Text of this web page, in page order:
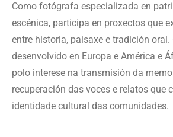
Como fotógrafa especializada en
escénica, participa en proxectos que
entre historia, paisaxe e tradición oral.
desenvolvido en Europa e América e
polo interese na transmisión da
recuperación das voces e relatos que
identidade cultural das comunidades.